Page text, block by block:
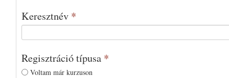
Keresztnév *
Regisztráció típusa *
Voltam már kurzuson